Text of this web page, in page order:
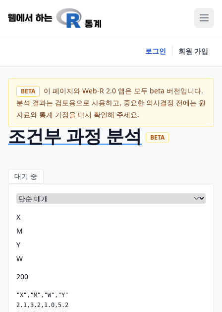
로그인 회원 가입
BETA
이 페이지와 Web-R 2.0 앱은 모두 beta 버전입니다.
분석 결과는 검토용으로 사용하고, 중요한 의사결정 전에는 원
자료와 통계 가정을 다시 확인해 주세요.
조건부 과정 분석 BETA
대기 중